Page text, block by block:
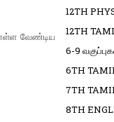
வேண்டிய
12TH
12TH
6-9
6TH
7TH
8TH